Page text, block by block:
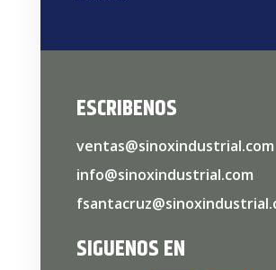
ESCRIBENOS
ventas@sinoxindustrial.com
info@sinoxindustrial.com
SIGUENOS EN